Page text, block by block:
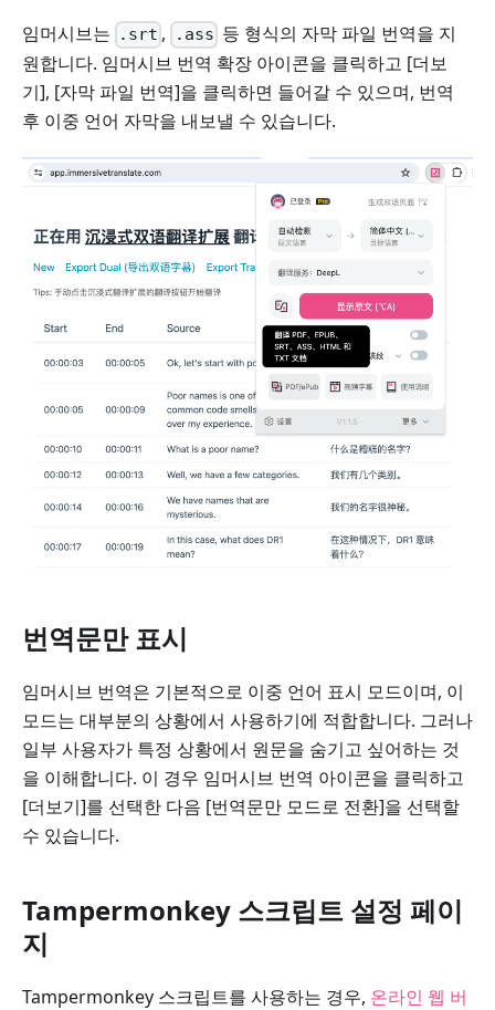
임머시브는 .srt , .ass 등 형식의 자막 파일 번역을 지
원합니다. 임머시브 번역 확장 아이콘을 클릭하고 [더보
기], [자막 파일 번역]을 클릭하면 들어갈 수 있으며, 번역
후 이중 언어 자막을 내보낼 수 있습니다.
번역문만 표시
임머시브 번역은 기본적으로 이중 언어 표시 모드이며, 이
모드는 대부분의 상황에서 사용하기에 적합합니다. 그러나
일부 사용자가 특정 상황에서 원문을 숨기고 싶어하는 것
을 이해합니다. 이 경우 임머시브 번역 아이콘을 클릭하고
[더보기]를 선택한 다음 [번역문만 모드로 전환]을 선택할
수 있습니다.
Tampermonkey 스크립트 설정 페이
지
Tampermonkey 스크립트를 사용하는 경우, 온라인 웹 버